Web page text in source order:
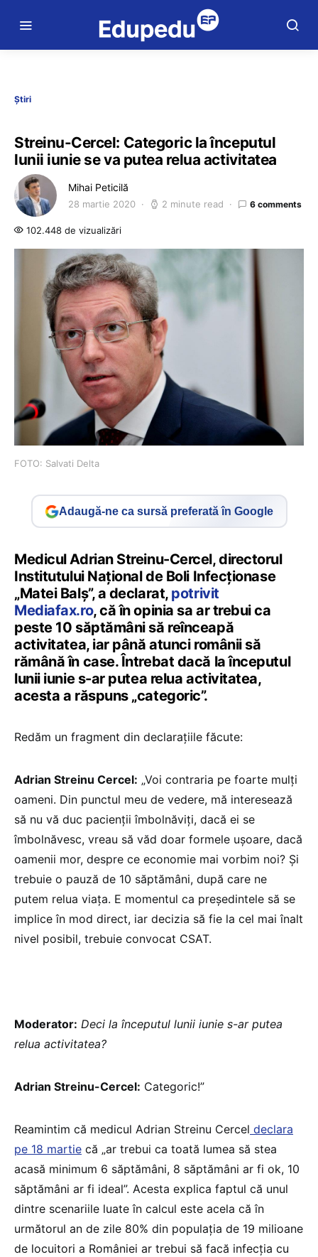
Știri
Streinu-Cercel: Categoric la începutul
lunii iunie se va putea relua activitatea
Mihai Peticilă
28 martie 2020 2 minute read 6 comments
102.448 de vizualizări
FOTO: Salvati Delta
Adaugă-ne ca sursă preferată în Google
Medicul Adrian Streinu-Cercel, directorul
Institutului Național de Boli Infecționase
„Matei Balș”, a declarat, potrivit
Mediafax.ro, că în opinia sa ar trebui ca
peste 10 săptămâni să reînceapă
activitatea, iar până atunci românii să
rămână în case. Întrebat dacă la începutul
lunii iunie s-ar putea relua activitatea,
acesta a răspuns „categoric”.
Redăm un fragment din declarațiile făcute:
Adrian Streinu Cercel: „Voi contraria pe foarte mulți
oameni. Din punctul meu de vedere, mă interesează
să nu vă duc pacienții îmbolnăviți, dacă ei se
îmbolnăvesc, vreau să văd doar formele ușoare, dacă
oamenii mor, despre ce economie mai vorbim noi? Și
trebuie o pauză de 10 săptămâni, după care ne
putem relua viața. E momentul ca președintele să se
implice în mod direct, iar decizia să fie la cel mai înalt
nivel posibil, trebuie convocat CSAT.
Moderator: Deci la începutul lunii iunie s-ar putea
relua activitatea?
Adrian Streinu-Cercel: Categoric!”
Reamintim că medicul Adrian Streinu Cercel declara
pe 18 martie că „ar trebui ca toată lumea să stea
acasă minimum 6 săptămâni, 8 săptămâni ar fi ok, 10
săptămâni ar fi ideal”. Acesta explica faptul că unul
dintre scenariile luate în calcul este acela că în
următorul an de zile 80% din populația de 19 milioane
de locuitori a României ar trebui să facă infecția cu